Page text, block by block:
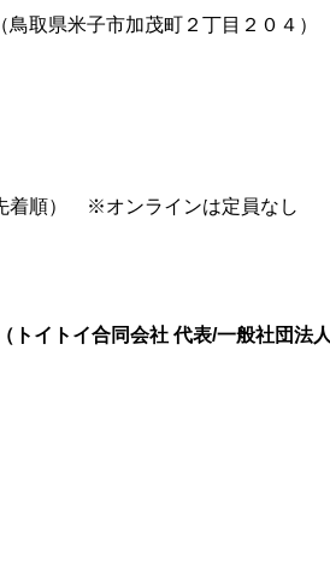
鳥取県米子市加茂町２丁目２０４ ）
着順） ※オンラインは定員なし
トイトイ合同会社 代表/一般社団法